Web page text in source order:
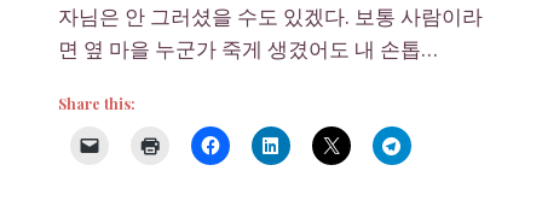
자님은 안 그러셨을 수도 있겠다. 보통 사람이라
면 옆 마을 누군가 죽게 생겼어도 내 손톱…
Share this: